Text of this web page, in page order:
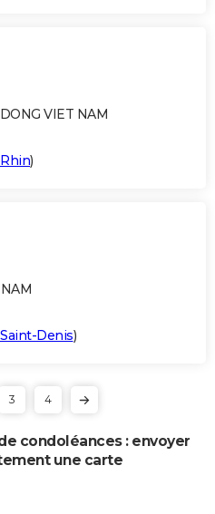
VIET NAM
)
Denis)
3 4
condoléances : envoyer
une carte